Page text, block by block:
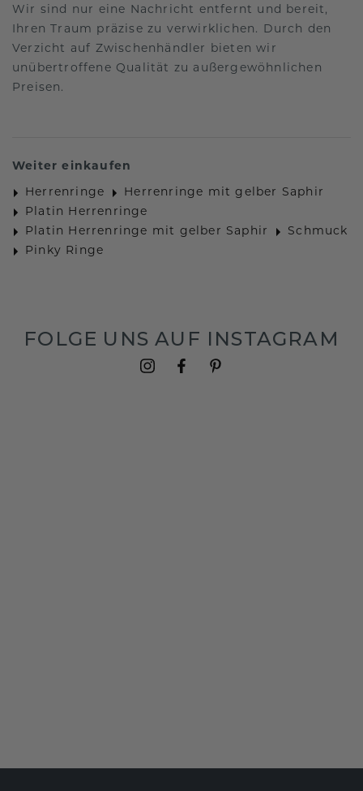
Wir sind nur eine Nachricht entfernt und bereit,
Ihren Traum präzise zu verwirklichen. Durch den
Verzicht auf Zwischenhändler bieten wir
unübertroffene Qualität zu außergewöhnlichen
Preisen.
Weiter einkaufen
Herrenringe
Herrenringe mit gelber Saphir
Platin Herrenringe
Platin Herrenringe mit gelber Saphir
Schmuck
Pinky Ringe
FOLGE UNS AUF INSTAGRAM